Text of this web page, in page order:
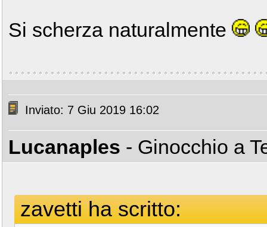
Si scherza naturalmente
Inviato: 7 Giu 2019 16:02
Lucanaples - Ginocchio a
zavetti ha scritto: